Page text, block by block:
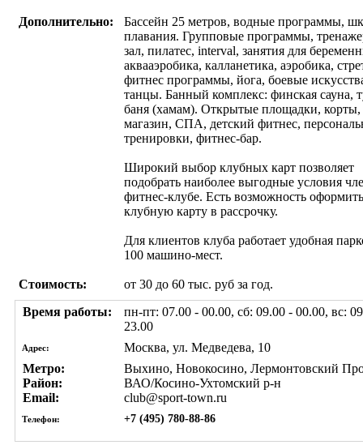
Дополнительно:
Бассейн 25 метров, водные программы,
плавания. Групповые программы,
зал, пилатес, interval, занятия для
аквааэробика, калланетика, аэробика,
фитнес программы, йога, боевые
танцы. Банный комплекс: финская сауна,
баня (хамам). Открытые площадки, корты,
магазин, СПА, детский фитнес,
тренировки, фитнес-бар.
Широкий выбор клубных карт позволяет
подобрать наиболее выгодные условия
фитнес-клубе. Есть возможность оформить
клубную карту в рассрочку.
Для клиентов клуба работает удобная
100 машино-мест.
Стоимость:
от 30 до 60 тыс. руб за год.
Время работы:
пн-пт: 07.00 - 00.00, сб: 09.00 - 00.00, вс:
23.00
Адрес:
Москва, ул. Медведева, 10
Метро:
Выхино, Новокосино, Лермонтовский
Район:
ВАО/Косино-Ухтомский р-н
Email:
club@sport-town.ru
Телефон: +7 (495) 780-88-86